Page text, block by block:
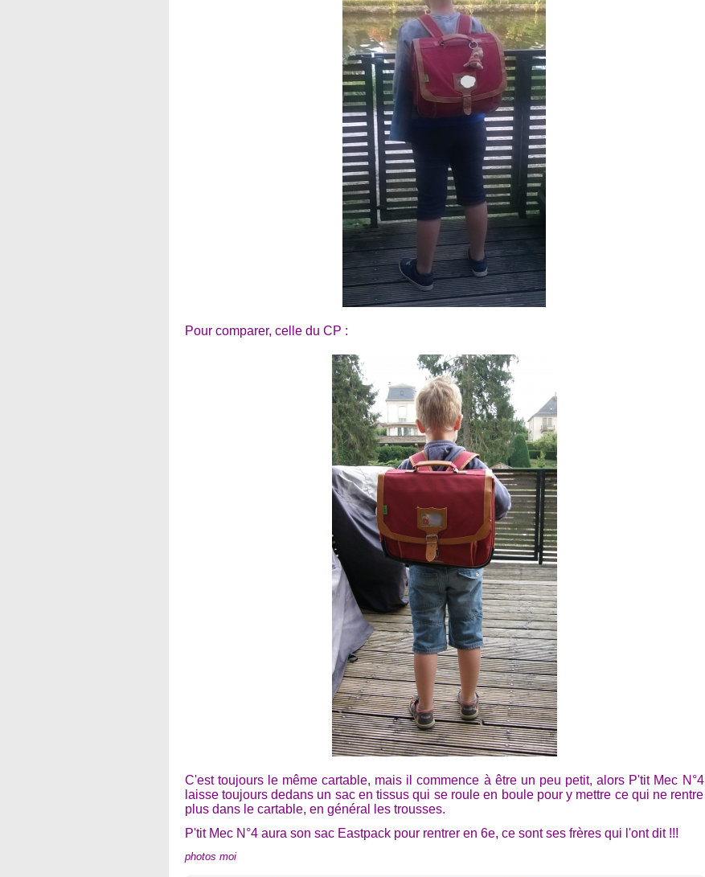
Pour comparer, celle du CP :
C'est toujours le même cartable, mais il commence à être un peu petit, alors P'tit Mec N°4
laisse toujours dedans un sac en tissus qui se roule en boule pour y mettre ce qui ne rentre
plus dans le cartable, en général les trousses.
P'tit Mec N°4 aura son sac Eastpack pour rentrer en 6e, ce sont ses frères qui l'ont dit !!!
photos moi